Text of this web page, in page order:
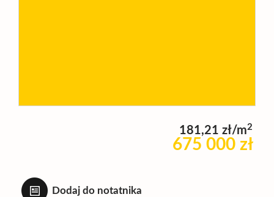
181,21 zł/m2
675 000 zł
Dodaj do notatnika